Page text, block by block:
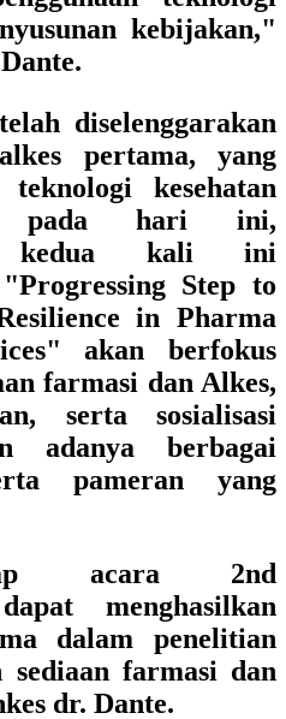
kebijakan,"
diselenggarakan
pertama, yang
teknologi kesehatan
pada hari ini,
kedua kali ini
Step to
in Pharma
akan berfokus
farmasi dan Alkes,
serta sosialisasi
adanya berbagai
pameran yang
acara 2nd
menghasilkan
dalam penelitian
sediaan farmasi dan
dr. Dante.